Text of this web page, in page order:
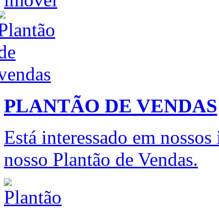
PLANTÃO DE VENDAS
Está interessado em
nosso Plantão de Vendas.